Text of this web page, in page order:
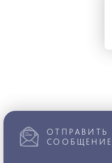
ОТПРАВИТЬ
СООБЩЕНИЕ